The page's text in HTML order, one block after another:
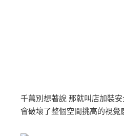
千萬別想著說 那就叫店加裝
會破壞了整個空間挑高的視覺